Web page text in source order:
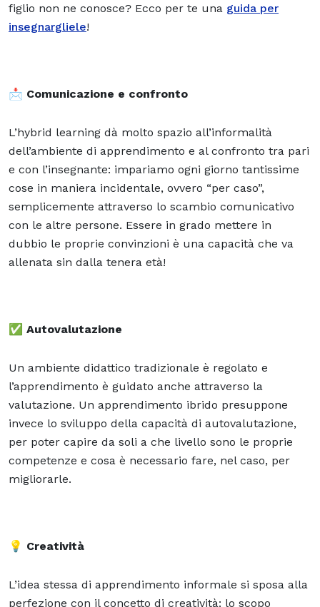
figlio non ne conosce? Ecco per te una guida per
insegnargliele!
📩 Comunicazione e confronto
L’hybrid learning dà molto spazio all’informalità
dell’ambiente di apprendimento e al confronto tra pari
e con l’insegnante: impariamo ogni giorno tantissime
cose in maniera incidentale, ovvero “per caso”,
semplicemente attraverso lo scambio comunicativo
con le altre persone. Essere in grado mettere in
dubbio le proprie convinzioni è una capacità che va
allenata sin dalla tenera età!
✅ Autovalutazione
Un ambiente didattico tradizionale è regolato e
l’apprendimento è guidato anche attraverso la
valutazione. Un apprendimento ibrido presuppone
invece lo sviluppo della capacità di autovalutazione,
per poter capire da soli a che livello sono le proprie
competenze e cosa è necessario fare, nel caso, per
migliorarle.
💡 Creatività
L’idea stessa di apprendimento informale si sposa alla
perfezione con il concetto di creatività: lo scopo